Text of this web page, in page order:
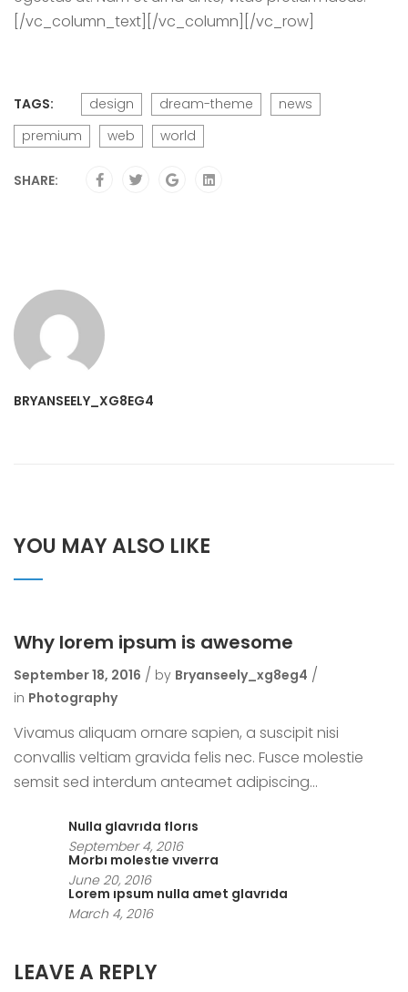
[/vc_column_text][/vc_column][/vc_row]
TAGS: design dream-theme
news
premium
web world
SHARE:
BRYANSEELY_XG8EG4
YOU MAY ALSO LIKE
Why lorem ipsum is awesome
September 18, 2016 by Bryanseely_xg8eg4
in Photography
Vivamus aliquam ornare sapien, a suscipit nisi
convallis veltiam gravida felis nec. Fusce molestie
semsit sed interdum anteamet adipiscing...
Nulla glavrida floris
September 4, 2016
Morbi molestie viverra
June 20, 2016
Lorem ipsum nulla amet glavrida
March 4, 2016
LEAVE A REPLY